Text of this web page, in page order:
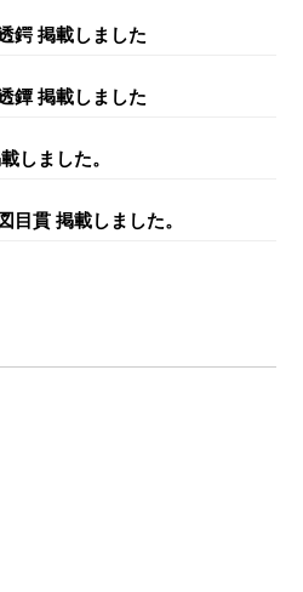
鍔 掲載しました
鐔 掲載しました
しました。
目貫 掲載しました。